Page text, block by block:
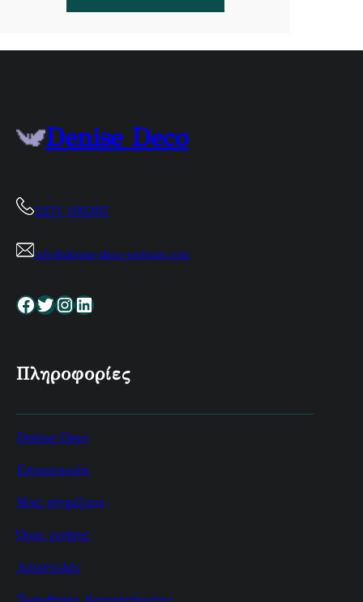
Denise Deco
2271 100307
info@denise-deco-website.com
Facebook Twitter InstagramLinkedin
Πληροφορίες
Denise-Deco
Επικοινωνία
Μας στηρίζουν
Όροι χρήσης
Αποστολές